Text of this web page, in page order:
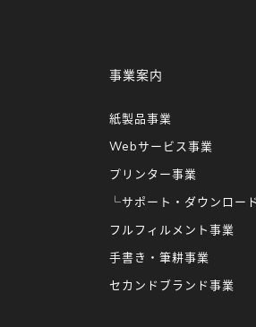
事業案内
紙製品事業
Webサービス事業
プリンター事業
└サポート・ダウンロード
フルフィルメント事業
手書き・筆耕事業
セカンドブランド事業